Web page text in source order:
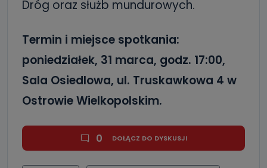
Dróg oraz służb mundurowych.
Termin i miejsce spotkania:
poniedziałek, 31 marca, godz. 17:00,
Sala Osiedlowa, ul. Truskawkowa 4 w
Ostrowie Wielkopolskim.
0 DOŁĄCZ DO DYSKUSJI